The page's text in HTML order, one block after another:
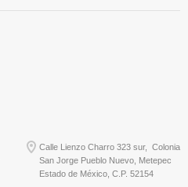
Calle Lienzo Charro 323 sur, Colonia
San Jorge Pueblo Nuevo, Metepec
Estado de México, C.P. 52154